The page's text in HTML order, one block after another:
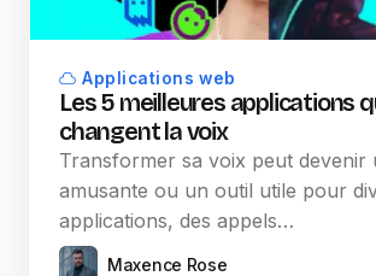
Applications web
Les 5 meilleures applications
changent la voix
Transformer sa voix peut devenir
amusante ou un outil utile pour
applications, des appels…
Maxence Rose